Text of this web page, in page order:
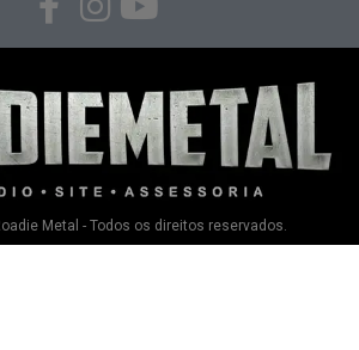
Metal - Todos os direitos reservados.